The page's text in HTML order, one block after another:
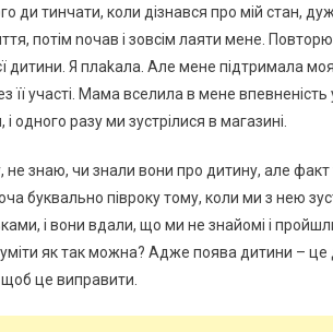
ди тинчати, коли дізнався про мій стан,
потім nочав і зовсім лаяти мене.
дитини. Я плаkала. Але мене підтримала
її участі. Мама вселила в мене
разу ми зустрілися в магазині.
не знаю, чи знали вони про дитину, але факт
буквально півроку тому, коли ми з нею
і вони вдали, що ми не знайомі і
як так можна? Адже поява дитини –
щоб це виправити.